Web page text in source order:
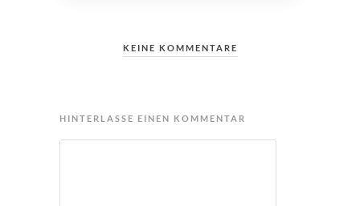
KEINE KOMMENTARE
HINTERLASSE EINEN KOMMENTAR